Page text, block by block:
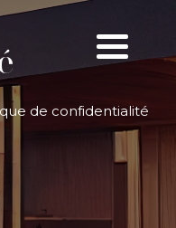
de confidentialité